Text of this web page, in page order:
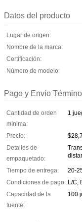
Datos del producto
Lugar de origen:
Nombre de la marca:
Certificación:
Número de modelo:
Pago y Envío
Cantidad de orden
mínima:
1
Precio:
Detalles de
empaquetado:
Tiempo de entrega:
20-
Condiciones de pago: L/C,
Capacidad de la
fuente:
100